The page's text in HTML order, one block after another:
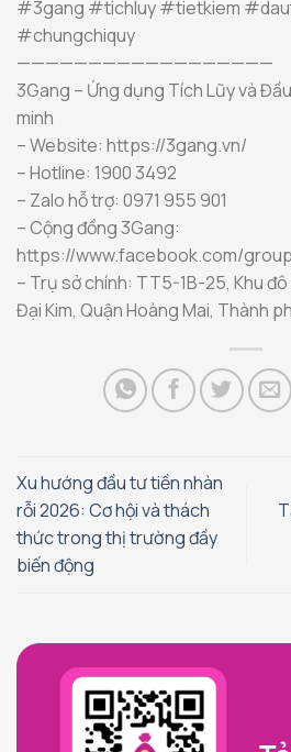
#3gang #tichluy #tietkiem
#chungchiquy
——————————————————
3Gang – Ứng dụng Tích Lũy và
minh
– Website: https://3gang.vn/
– Hotline: 1900 3492
– Zalo hỗ trợ: 0971 955 901
– Cộng đồng 3Gang:
https://www.facebook.com/
– Trụ sở chính: TT5-1B-25, Khu
Đại Kim, Quận Hoàng Mai, Thành
Xu hướng đầu tư tiền nhàn
rỗi 2026: Cơ hội và thách
thức trong thị trường đầy
biến động